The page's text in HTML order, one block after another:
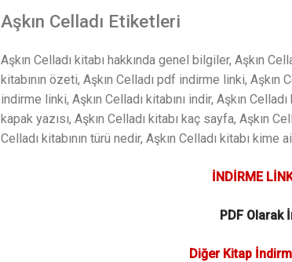
Aşkın Celladı Etiketleri
Aşkın Celladı kitabı hakkında genel bilgiler, Aşkın
kitabının özeti, Aşkın Celladı pdf indirme linki, Aşkın
indirme linki, Aşkın Celladı kitabını indir, Aşkın
kapak yazısı, Aşkın Celladı kitabı kaç sayfa, Aşkın
Celladı kitabının türü nedir, Aşkın Celladı kitabı kime
İNDİRME
PDF Olarak
Diğer Kitap